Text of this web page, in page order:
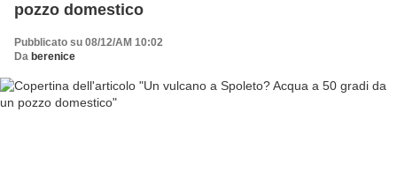
pozzo domestico
Pubblicato su 08/12/AM 10:02
Da berenice